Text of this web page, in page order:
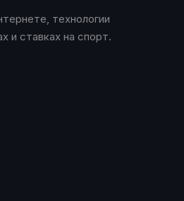
технологии
и ставках на спорт.